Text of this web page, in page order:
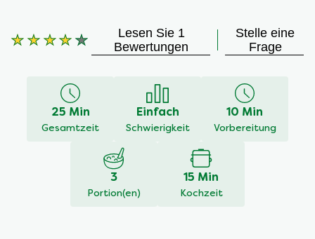
Die
Bewertung
Tagliatelle
Lesen Sie 1
Bewertungen
Stelle eine
Frage
25 Min
Gesamtzeit
Einfach
Schwierigkeit
10 Min
Vorbereitung
3
Portion(en)
15 Min
Kochzeit